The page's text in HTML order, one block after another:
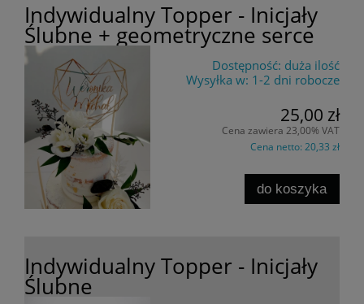
Indywidualny Topper - Inicjały
Ślubne + geometryczne serce
Dostępność: duża ilość
Wysyłka w: 1-2 dni robocze
25,00 zł
Cena zawiera 23,00% VAT
Cena netto: 20,33 zł
do koszyka
Indywidualny Topper - Inicjały
Ślubne